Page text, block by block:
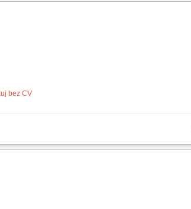
bez CV
od etapu cięcia materiałów po końcowy montaż;